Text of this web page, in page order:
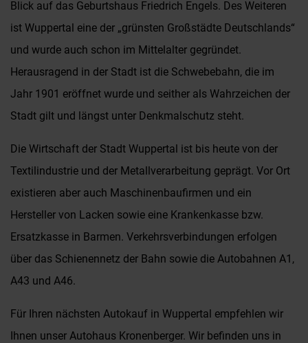
Blick auf das Geburtshaus Friedrich Engels. Des Weiteren
ist Wuppertal eine der „grünsten Großstädte Deutschlands“
und wurde auch schon im Mittelalter gegründet.
Herausragend in der Stadt ist die Schwebebahn, die im
Jahr 1901 eröffnet wurde und seither als Wahrzeichen der
Stadt gilt und längst unter Denkmalschutz steht.
Die Wirtschaft der Stadt Wuppertal ist bis heute von der
Textilindustrie und der Metallverarbeitung geprägt. Vor Ort
existieren aber auch Maschinenbaufirmen und ein
Hersteller von Lacken sowie eine Krankenkasse bzw.
Ersatzkasse in Barmen. Verkehrsverbindungen erfolgen
über das Schienennetz der Bahn sowie die Autobahnen A1,
A43 und A46.
Für Ihren nächsten Autokauf in Wuppertal empfehlen wir
Ihnen unser Autohaus Kronenberger. Wir befinden uns in